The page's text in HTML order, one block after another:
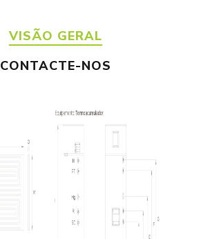
VISÃO GERAL
CONTACTE-NOS